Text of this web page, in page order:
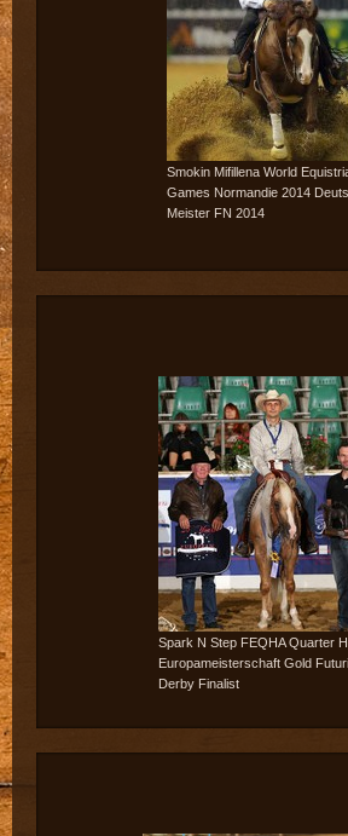
Smokin Mifillena World
Games Normandie 2014
Meister FN 2014
Spark N Step FEQHA Quarter
Europameisterschaft Gold
Derby Finalist